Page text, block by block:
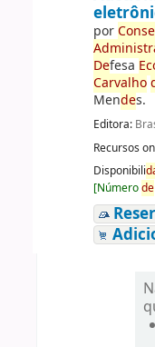
por
Defesa
Carvalho
Mendes.
Editora:
Recursos
Disponibili
[Númerode